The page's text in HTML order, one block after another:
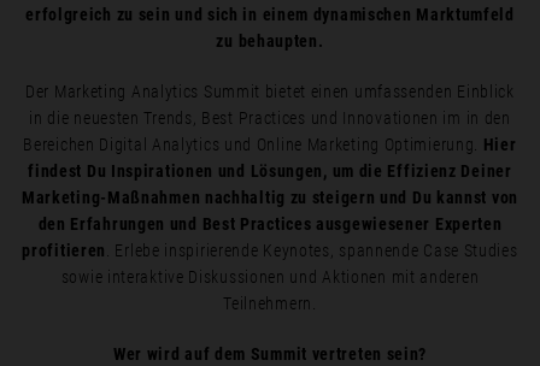
erfolgreich zu sein und sich in einem dynamischen Marktumfeld
zu behaupten.
Der Marketing Analytics Summit bietet einen umfassenden Einblick
in die neuesten Trends, Best Practices und Innovationen im in den
Bereichen Digital Analytics und Online Marketing Optimierung. Hier
findest Du Inspirationen und Lösungen, um die Effizienz Deiner
Marketing-Maßnahmen nachhaltig zu steigern und Du kannst von
den Erfahrungen und Best Practices ausgewiesener Experten
profitieren. Erlebe inspirierende Keynotes, spannende Case Studies
sowie interaktive Diskussionen und Aktionen mit anderen
Teilnehmern.
Wer wird auf dem Summit vertreten sein?